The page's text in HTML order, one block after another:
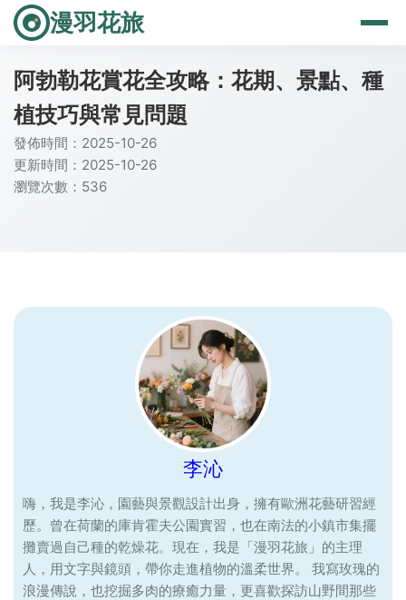
漫羽花旅
阿勃勒花賞花全攻略：花期、景點、種
植技巧與常見問題
發佈時間：2025-10-26
更新時間：2025-10-26
瀏覽次數：536
李沁
嗨，我是李沁，園藝與景觀設計出身，擁有歐洲花藝研習經
歷。曾在荷蘭的庫肯霍夫公園實習，也在南法的小鎮市集擺
攤賣過自己種的乾燥花。現在，我是「漫羽花旅」的主理
人，用文字與鏡頭，帶你走進植物的溫柔世界。 我寫玫瑰的
浪漫傳說，也挖掘多肉的療癒力量，更喜歡探訪山野間那些